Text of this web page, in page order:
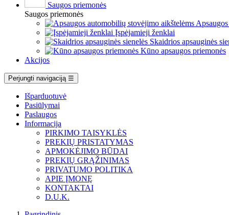
Saugos priemonės
Saugos priemonės
Įspėjamieji ženklai
Skaidrios apsauginės
Kūno apsaugos priemonės
Akcijos
Perjungti navigaciją ☰
Išparduotuvė
Pasiūlymai
Paslaugos
Informacija
PIRKIMO TAISYKLĖS
PREKIŲ PRISTATYMAS
APMOKĖJIMO BŪDAI
PREKIŲ GRĄŽINIMAS
PRIVATUMO POLITIKA
APIE ĮMONĘ
KONTAKTAI
D.U.K.